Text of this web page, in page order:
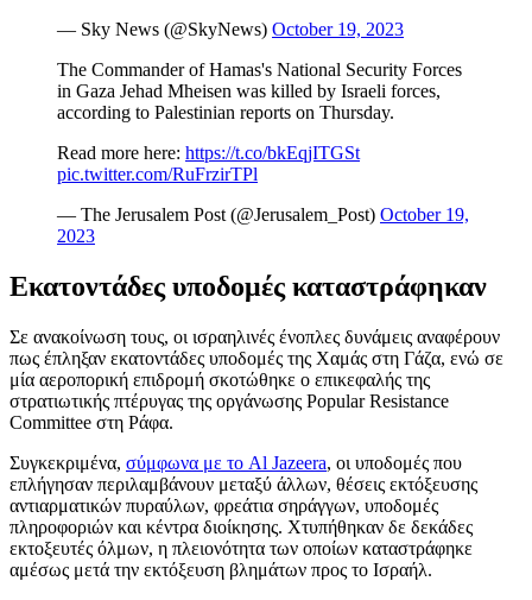
— Sky News (@SkyNews) October 19, 2023
The Commander of Hamas's National Security Forces
in Gaza Jehad Mheisen was killed by Israeli forces,
according to Palestinian reports on Thursday.
Read more here: https://t.co/bkEqjITGSt
pic.twitter.com/RuFrzirTPl
— The Jerusalem Post (@Jerusalem_Post) October 19,
2023
Εκατοντάδες υποδομές καταστράφηκαν
Σε ανακοίνωση τους, οι ισραηλινές ένοπλες δυνάμεις αναφέρουν
πως έπληξαν εκατοντάδες υποδομές της Χαμάς στη Γάζα, ενώ σε
μία αεροπορική επιδρομή σκοτώθηκε ο επικεφαλής της
στρατιωτικής πτέρυγας της οργάνωσης Popular Resistance
Committee στη Ράφα.
Συγκεκριμένα, σύμφωνα με το Al Jazeera, οι υποδομές που
επλήγησαν περιλαμβάνουν μεταξύ άλλων, θέσεις εκτόξευσης
αντιαρματικών πυραύλων, φρεάτια σηράγγων, υποδομές
πληροφοριών και κέντρα διοίκησης. Χτυπήθηκαν δε δεκάδες
εκτοξευτές όλμων, η πλειονότητα των οποίων καταστράφηκε
αμέσως μετά την εκτόξευση βλημάτων προς το Ισραήλ.